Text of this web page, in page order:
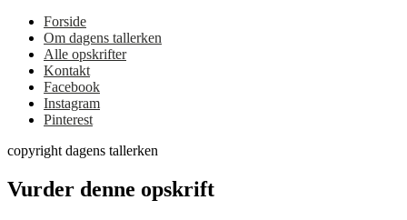
Forside
Om dagens tallerken
Alle opskrifter
Kontakt
Facebook
Instagram
Pinterest
copyright dagens tallerken
Vurder denne opskrift